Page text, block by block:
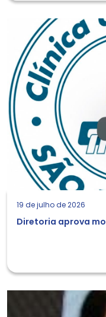
19 de julho de 2026
Diretoria aprova